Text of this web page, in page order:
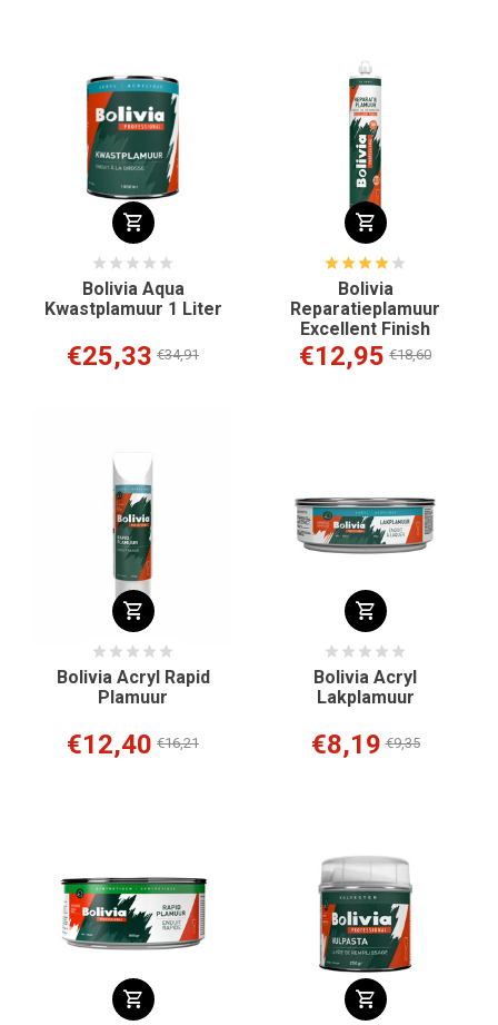
Bolivia Aqua
Kwastplamuur 1 Liter
€25,33 €34,91
Bolivia
Reparatieplamuur
Excellent Finish
€12,95 €18,60
Bolivia Acryl Rapid
Plamuur
€12,40 €16,21
Bolivia Acryl
Lakplamuur
€8,19 €9,35